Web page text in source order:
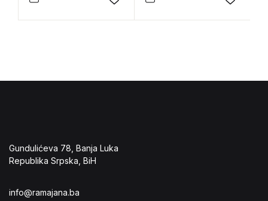
Add to wishlist Add to
Gundulićeva 78, Banja Luka
Republika Srpska, BiH
info@ramajana.ba